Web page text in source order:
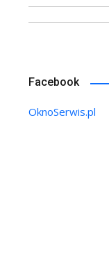
Facebook
OknoSerwis.pl